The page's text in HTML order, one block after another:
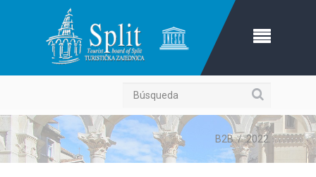
Búsqueda
B2B/2022.